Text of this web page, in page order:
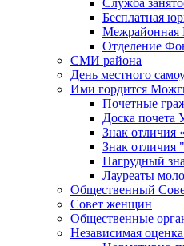
Бесплатная
Межрайонная
Отделение
СМИ района
День местного
Ими гордится
Почетные
Доска почета
Знак отличия
Знак отличия
Нагрудный
Лауреаты
Общественный
Совет женщин
Общественные
Независимая оценка